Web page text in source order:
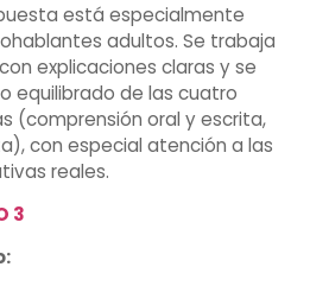
está especialmente
adultos. Se trabaja
explicaciones claras y se
equilibrado de las cuatro
(comprensión oral y escrita,
con especial atención a las
reales.
3